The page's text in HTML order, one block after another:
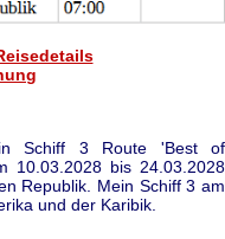
Schiff 3 Route 'Best of
10.03.2028 bis 24.03.2028
Republik. Mein Schiff 3 am
und der Karibik.